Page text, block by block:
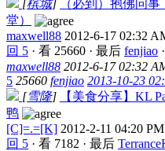
[槟城]
（必到）抱佛问
堂）
maxwell88 2012-6-17 02:32
回 5 · 看 25660 · 最后 fenjiao ·
maxwell88 2012-6-17 02:32
5 25660 fenjiao 2013-10-23
[雪隆]
【美食分享】KL
鸭
[C]=.=[K] 2012-2-11 04:20 PM
回 5 · 看 7182 · 最后